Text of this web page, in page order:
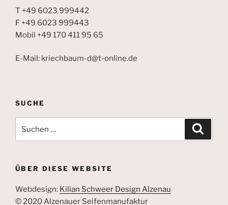
T +49 6023 999442
F +49 6023 999443
Mobil +49 170 411 95 65
E-Mail: kriechbaum-d@t-online.de
SUCHE
nach:
ÜBER DIESE WEBSITE
Webdesign: Kilian Schweer Design Alzenau
© 2020 Alzenauer Seifenmanufaktur